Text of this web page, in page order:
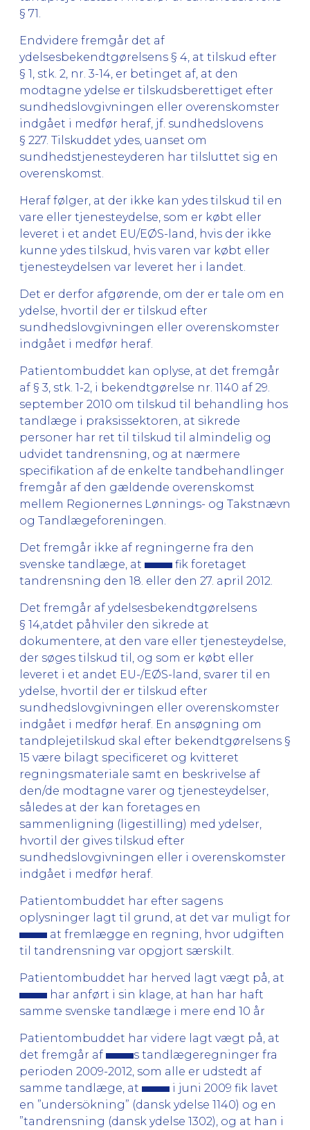
§ 71.
Endvidere fremgår det af
ydelsesbekendtgørelsens § 4, at tilskud efter
§ 1, stk. 2, nr. 3-14, er betinget af, at den
modtagne ydelse er tilskudsberettiget efter
sundhedslovgivningen eller overenskomster
indgået i medfør heraf, jf. sundhedslovens
§ 227. Tilskuddet ydes, uanset om
sundhedstjenesteyderen har tilsluttet sig en
overenskomst.
Heraf følger, at der ikke kan ydes tilskud til en
vare eller tjenesteydelse, som er købt eller
leveret i et andet EU/EØS-land, hvis der ikke
kunne ydes tilskud, hvis varen var købt eller
tjenesteydelsen var leveret her i landet.
Det er derfor afgørende, om der er tale om en
ydelse, hvortil der er tilskud efter
sundhedslovgivningen eller overenskomster
indgået i medfør heraf.
Patientombuddet kan oplyse, at det fremgår
af § 3, stk. 1-2, i bekendtgørelse nr. 1140 af 29.
september 2010 om tilskud til behandling hos
tandlæge i praksissektoren, at sikrede
personer har ret til tilskud til almindelig og
udvidet tandrensning, og at nærmere
specifikation af de enkelte tandbehandlinger
fremgår af den gældende overenskomst
mellem Regionernes Lønnings- og Takstnævn
og Tandlægeforeningen.
Det fremgår ikke af regningerne fra den
svenske tandlæge, at
fik foretaget
tandrensning den 18. eller den 27. april 2012.
Det fremgår af ydelsesbekendtgørelsens
§ 14,atdet påhviler den sikrede at
dokumentere, at den vare eller tjenesteydelse,
der søges tilskud til, og som er købt eller
leveret i et andet EU-/EØS-land, svarer til en
ydelse, hvortil der er tilskud efter
sundhedslovgivningen eller overenskomster
indgået i medfør heraf. En ansøgning om
tandplejetilskud skal efter bekendtgørelsens §
15 være bilagt specificeret og kvitteret
regningsmateriale samt en beskrivelse af
den/de modtagne varer og tjenesteydelser,
således at der kan foretages en
sammenligning (ligestilling) med ydelser,
hvortil der gives tilskud efter
sundhedslovgivningen eller i overenskomster
indgået i medfør heraf.
Patientombuddet har efter sagens
oplysninger lagt til grund, at det var muligt for
at fremlægge en regning, hvor udgiften
til tandrensning var opgjort særskilt.
Patientombuddet har herved lagt vægt på, at
har anført i sin klage, at han har haft
samme svenske tandlæge i mere end 10 år
Patientombuddet har videre lagt vægt på, at
det fremgår af
s tandlægeregninger fra
perioden 2009-2012, som alle er udstedt af
samme tandlæge, at
i juni 2009 fik lavet
en ”undersökning” (dansk ydelse 1140) og en
”tandrensning (dansk ydelse 1302), og at han i